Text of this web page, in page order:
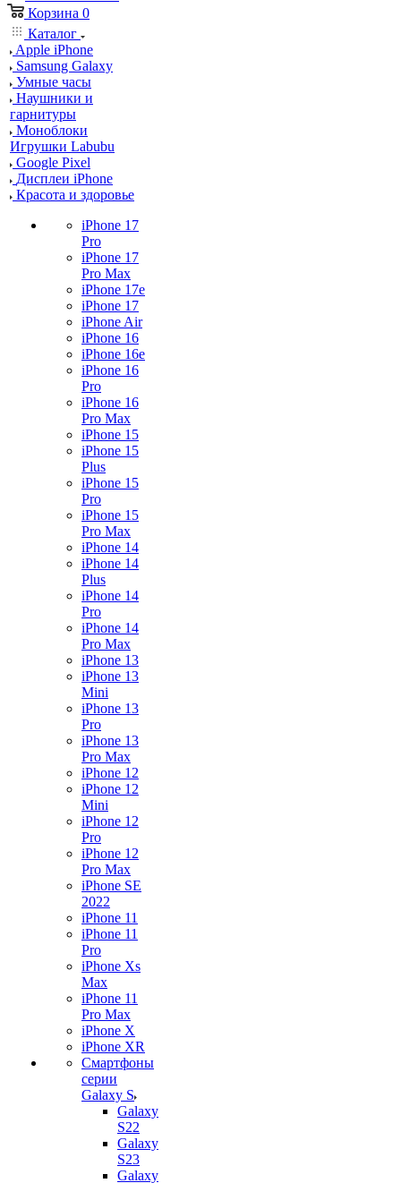
Корзина 0
Каталог
Apple iPhone
Samsung Galaxy
Умные часы
Наушники и
гарнитуры
Моноблоки
Игрушки Labubu
Google Pixel
Дисплеи iPhone
Красота и здоровье
iPhone 17
Pro
iPhone 17
Pro Max
iPhone 17e
iPhone 17
iPhone Air
iPhone 16
iPhone 16e
iPhone 16
Pro
iPhone 16
Pro Max
iPhone 15
iPhone 15
Plus
iPhone 15
Pro
iPhone 15
Pro Max
iPhone 14
iPhone 14
Plus
iPhone 14
Pro
iPhone 14
Pro Max
iPhone 13
iPhone 13
Mini
iPhone 13
Pro
iPhone 13
Pro Max
iPhone 12
iPhone 12
Mini
iPhone 12
Pro
iPhone 12
Pro Max
iPhone SE
2022
iPhone 11
iPhone 11
Pro
iPhone Xs
Max
iPhone 11
Pro Max
iPhone X
iPhone XR
Смартфоны
серии
Galaxy S
Galaxy
S22
Galaxy
S23
Galaxy